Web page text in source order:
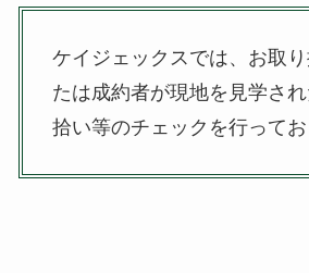
ケイジェックスでは、お取
たは成約者が現地を見学さ
拾い等のチェックを行ってお